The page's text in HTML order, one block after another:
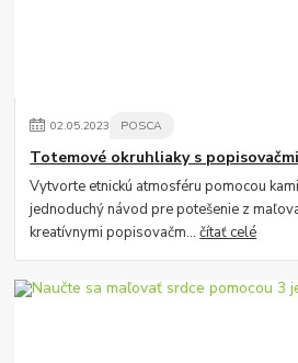
02.05.2023 POSCA
Totemové okruhliaky s
Vytvorte etnickú atmosféru pomocou
jednoduchý návod pre potešenie z
kreatívnymi popisovačm...čítať celé